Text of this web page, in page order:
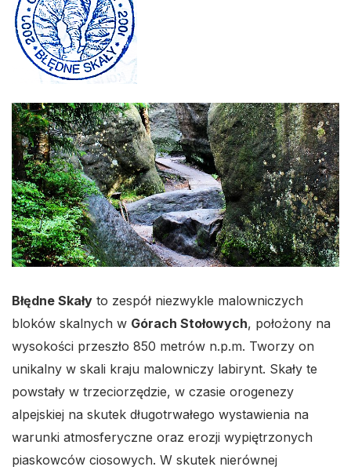
Błędne Skały to zespół niezwykle malowniczych
bloków skalnych w Górach Stołowych, położony na
wysokości przeszło 850 metrów n.p.m. Tworzy on
unikalny w skali kraju malowniczy labirynt. Skały te
powstały w trzeciorzędzie, w czasie orogenezy
alpejskiej na skutek długotrwałego wystawienia na
warunki atmosferyczne oraz erozji wypiętrzonych
piaskowców ciosowych. W skutek nierównej